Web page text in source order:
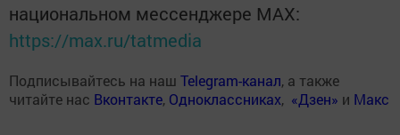
национальном мессенджере MАХ:
https://max.ru/tatmedia
Подписывайтесь на наш Telegram-канал, а также
читайте нас Вконтакте, Одноклассниках, «Дзен» и Макс